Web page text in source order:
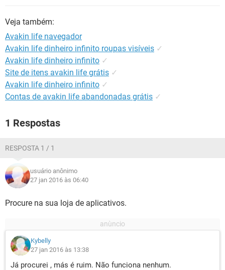
GUIA DE COMPRAS
Veja também:
Avakin life navegador
Avakin life dinheiro infinito roupas visíveis ✓
Avakin life dinheiro infinito ✓
Site de itens avakin life grátis ✓
Avakin life dinheiro infinito ✓
Contas de avakin life abandonadas grátis ✓
1 Respostas
RESPOSTA 1 / 1
usuário anônimo
27 jan 2016 às 06:40
Procure na sua loja de aplicativos.
Kybelly
27 jan 2016 às 13:38
Já procurei , más é ruim. Não funciona nenhum.